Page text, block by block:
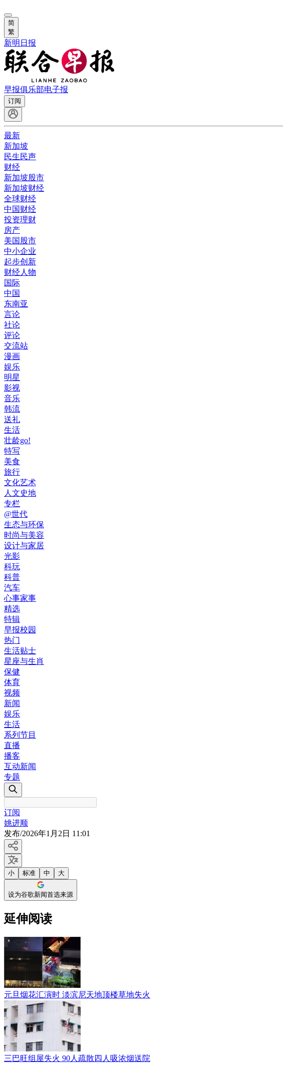
简
繁
新明日报
早报俱乐部电子报
订阅
最新
新加坡
民生民声
财经
新加坡股市
新加坡财经
全球财经
中国财经
投资理财
房产
美国股市
中小企业
起步创新
财经人物
国际
中国
东南亚
言论
社论
评论
交流站
漫画
娱乐
明星
影视
音乐
韩流
送礼
生活
壮龄go!
特写
美食
旅行
文化艺术
人文史地
专栏
@世代
生态与环保
时尚与美容
设计与家居
光影
科玩
科普
汽车
心事家事
精选
特辑
早报校园
热门
生活贴士
星座与生肖
保健
体育
视频
新闻
娱乐
生活
系列节目
直播
播客
互动新闻
专题
订阅
姚进顺
发布/2026年1月2日 11:01
小 标准 中 大
设为谷歌新闻首选来源
延伸阅读
元旦烟花汇演时 淡滨尼天地顶楼草地失火
三巴旺组屋失火 90人疏散四人吸浓烟送院